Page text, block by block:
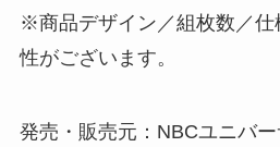
※商品デザイン／組枚数／仕
性がございます。
発売・販売元：NBCユニバ